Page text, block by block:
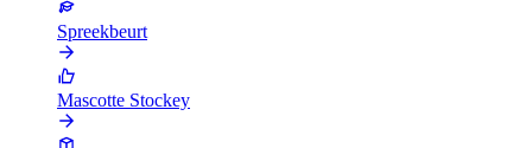
Spreekbeurt
Mascotte Stockey